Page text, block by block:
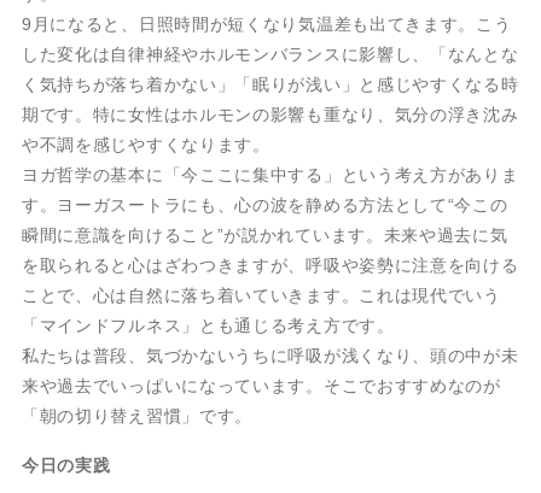
9月になると、日照時間が短くなり気温差も出てきます。こう
した変化は自律神経やホルモンバランスに影響し、「なんとな
く気持ちが落ち着かない」「眠りが浅い」と感じやすくなる時
期です。特に女性はホルモンの影響も重なり、気分の浮き沈み
や不調を感じやすくなります。
ヨガ哲学の基本に「今ここに集中する」という考え方がありま
す。ヨーガスートラにも、心の波を静める方法として“今この
瞬間に意識を向けること”が説かれています。未来や過去に気
を取られると心はざわつきますが、呼吸や姿勢に注意を向ける
ことで、心は自然に落ち着いていきます。これは現代でいう
「マインドフルネス」とも通じる考え方です。
私たちは普段、気づかないうちに呼吸が浅くなり、頭の中が未
来や過去でいっぱいになっています。そこでおすすめなのが
「朝の切り替え習慣」です。
今日の実践